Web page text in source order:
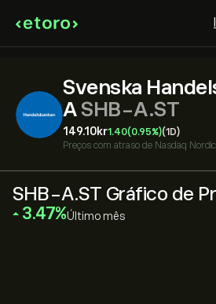
Svenska
ASHB-A.ST
149.10‎kr‎1.40(0.95%)(1D)
Preços com atraso de Nasdaq Nordic
SHB-A.ST Gráfico de
‎3.47‎ Último mês